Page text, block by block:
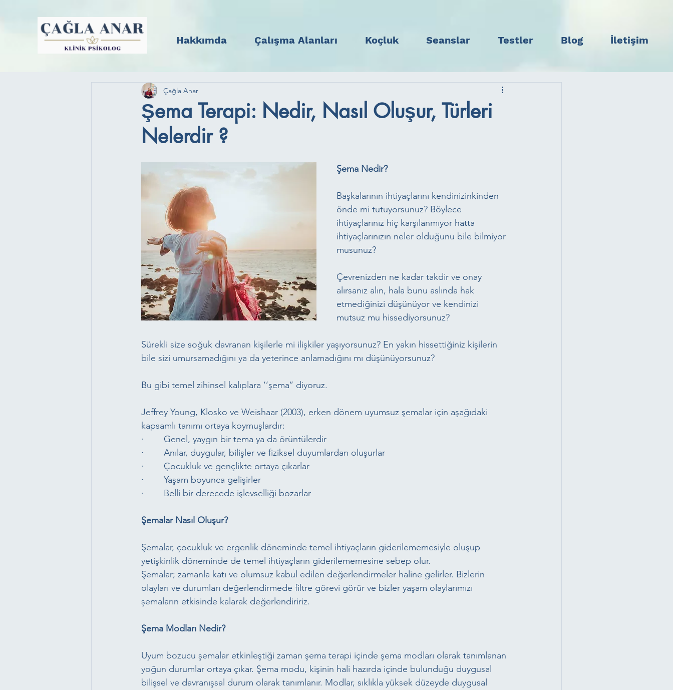
Hakkımda Çalışma Alanları Koçluk Seanslar Testler Blog İletişim
Şema Terapi: Nedir, Nasıl Oluşur, Türleri
Nelerdir ?
Çağla Anar
Şema Nedir?
Başkalarının ihtiyaçlarını kendinizinkinden
önde mi tutuyorsunuz? Böylece
ihtiyaçlarınız hiç karşılanmıyor hatta
ihtiyaçlarınızın neler olduğunu bile bilmiyor
musunuz?
Çevrenizden ne kadar takdir ve onay
alırsanız alın, hala bunu aslında hak
etmediğinizi düşünüyor ve kendinizi
mutsuz mu hissediyorsunuz?
Sürekli size soğuk davranan kişilerle mi ilişkiler yaşıyorsunuz? En yakın hissettiğiniz kişilerin
bile sizi umursamadığını ya da yeterince anlamadığını mı düşünüyorsunuz?
Bu gibi temel zihinsel kalıplara ‘’şema’’ diyoruz.
Jeffrey Young, Klosko ve Weishaar (2003), erken dönem uyumsuz şemalar için aşağıdaki
kapsamlı tanımı ortaya koymuşlardır:
·        Genel, yaygın bir tema ya da örüntülerdir
·        Anılar, duygular, bilişler ve fiziksel duyumlardan oluşurlar
·        Çocukluk ve gençlikte ortaya çıkarlar
·        Yaşam boyunca gelişirler
·        Belli bir derecede işlevselliği bozarlar
Şemalar Nasıl Oluşur?
Şemalar, çocukluk ve ergenlik döneminde temel ihtiyaçların giderilememesiyle oluşup
yetişkinlik döneminde de temel ihtiyaçların giderilememesine sebep olur.
Şemalar; zamanla katı ve olumsuz kabul edilen değerlendirmeler haline gelirler. Bizlerin
olayları ve durumları değerlendirmede filtre görevi görür ve bizler yaşam olaylarımızı
şemaların etkisinde kalarak değerlendiririz.
Şema Modları Nedir?
Uyum bozucu şemalar etkinleştiği zaman şema terapi içinde şema modları olarak tanımlanan
yoğun durumlar ortaya çıkar. Şema modu, kişinin hali hazırda içinde bulunduğu duygusal
bilişsel ve davranışsal durum olarak tanımlanır. Modlar, sıklıkla yüksek düzeyde duygusal